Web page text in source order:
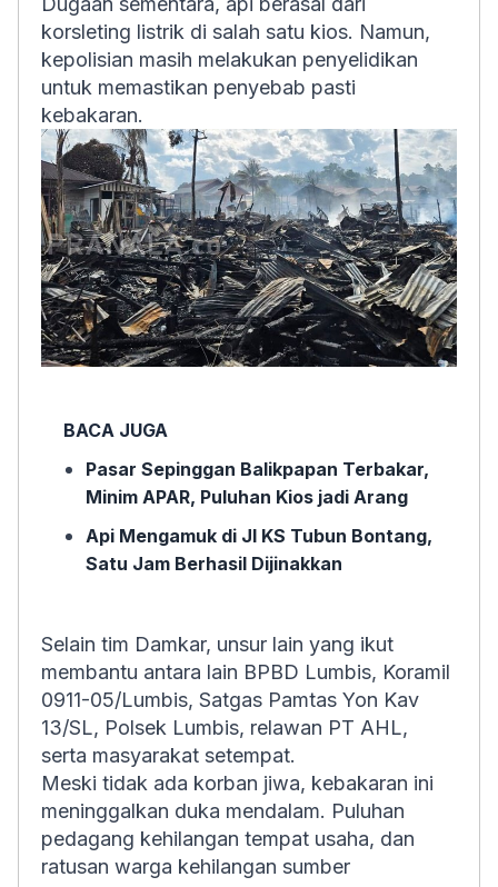
korsleting listrik di salah satu kios. Namun,
kepolisian masih melakukan penyelidikan
untuk memastikan penyebab pasti
kebakaran.
BACA JUGA
Pasar Sepinggan Balikpapan Terbakar,
Minim APAR, Puluhan Kios jadi Arang
Api Mengamuk di Jl KS Tubun Bontang,
Satu Jam Berhasil Dijinakkan
Selain tim Damkar, unsur lain yang ikut
membantu antara lain BPBD Lumbis, Koramil
0911-05/Lumbis, Satgas Pamtas Yon Kav
13/SL, Polsek Lumbis, relawan PT AHL,
serta masyarakat setempat.
Meski tidak ada korban jiwa, kebakaran ini
meninggalkan duka mendalam. Puluhan
pedagang kehilangan tempat usaha, dan
ratusan warga kehilangan sumber